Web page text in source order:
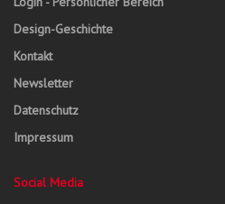
Design-Geschichte
Kontakt
Newsletter
Datenschutz
Impressum
Social Media